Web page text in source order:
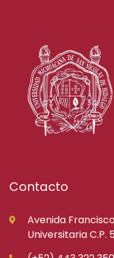
Contacto
Avenida
Universitaria C.P.